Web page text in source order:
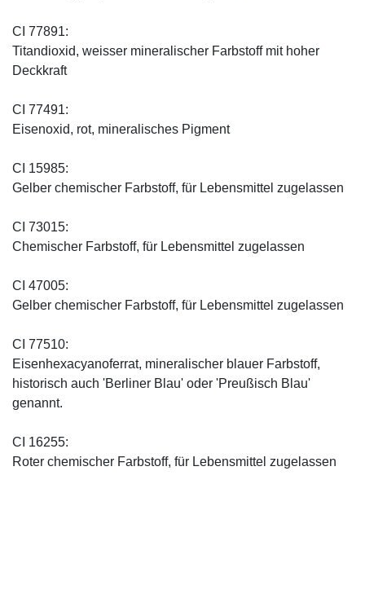
CI 77891:
Titandioxid, weisser mineralischer Farbstoff mit hoher
Deckkraft
CI 77491:
Eisenoxid, rot, mineralisches Pigment
CI 15985:
Gelber chemischer Farbstoff, für Lebensmittel zugelassen
CI 73015:
Chemischer Farbstoff, für Lebensmittel zugelassen
CI 47005:
Gelber chemischer Farbstoff, für Lebensmittel zugelassen
CI 77510:
Eisenhexacyanoferrat, mineralischer blauer Farbstoff,
historisch auch 'Berliner Blau' oder 'Preußisch Blau'
genannt.
CI 16255:
Roter chemischer Farbstoff, für Lebensmittel zugelassen